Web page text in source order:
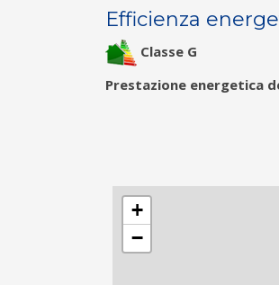
Efficienza
Classe G
Prestazione energetica